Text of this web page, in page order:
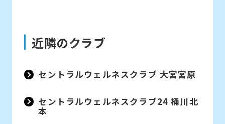
近隣のクラブ
セントラルウェルネスクラブ 大宮宮原
セントラルウェルネスクラブ24 桶川北
本